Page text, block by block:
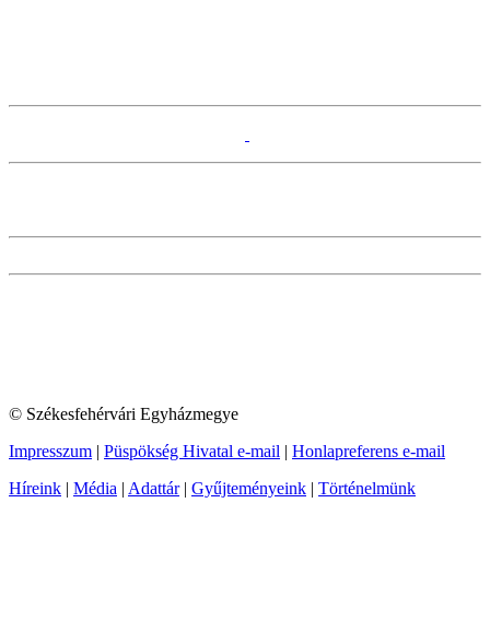
© Székesfehérvári Egyházmegye
Impresszum | Püspökség Hivatal e-mail | Honlapreferens e-mail
Híreink | Média | Adattár| Gyűjteményeink | Történelmünk